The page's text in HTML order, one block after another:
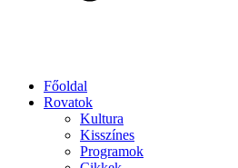
Főoldal
Rovatok
Kultura
Kisszínes
Programok